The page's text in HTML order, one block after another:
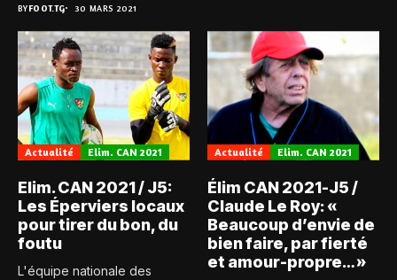
BYFOOT.TG 30 MARS 2021
Actualité Elim. CAN 2021
Elim. CAN 2021 / J5:
Les Éperviers locaux
pour tirer du bon, du
foutu
L'équipe nationale des
Actualité Elim. CAN 2021
Élim CAN 2021-J5 /
Claude Le Roy: «
Beaucoup d’envie de
bien faire, par fierté
et amour-propre… »